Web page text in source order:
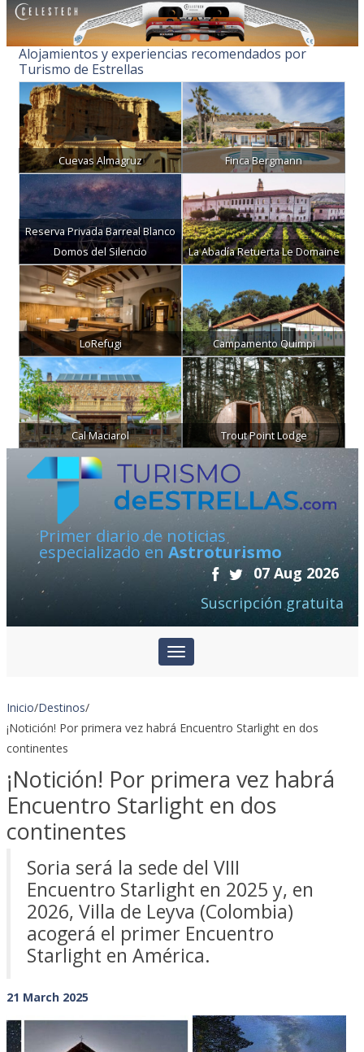
Alojamientos y experiencias recomendados por
Turismo de Estrellas
Cuevas Almagruz Finca Bergmann
Reserva Privada Barreal Blanco
Domos del Silencio
La Abadía Retuerta Le Domaine
LoRefugi Campamento Quimpi
Cal Maciarol Trout Point Lodge
Primer diario de noticias
especializado en Astroturismo
07 Aug 2026
Suscripción gratuita
Inicio/Destinos/
¡Notición! Por primera vez habrá Encuentro Starlight en dos
continentes
¡Notición! Por primera vez habrá
Encuentro Starlight en dos
continentes
Soria será la sede del VIII
Encuentro Starlight en 2025 y, en
2026, Villa de Leyva (Colombia)
acogerá el primer Encuentro
Starlight en América.
21 March 2025
Previous Next